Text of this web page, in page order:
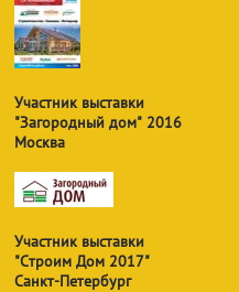
Участник выставки
"Загородный дом" 2016
Москва
Участник выставки
"Строим Дом 2017"
Санкт-Петербург